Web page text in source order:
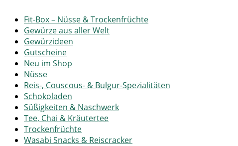
Fit-Box – Nüsse & Trockenfrüchte
Gewürze aus aller Welt
Gewürzideen
Gutscheine
Neu im Shop
Nüsse
Reis-, Couscous- & Bulgur-Spezialitäten
Schokoladen
Süßigkeiten & Naschwerk
Tee, Chai & Kräutertee
Trockenfrüchte
Wasabi Snacks & Reiscracker